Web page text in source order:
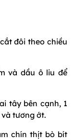
đôi theo chiều
và dầu ô liu để
tây bên cạnh, 1
tương ớt.
chín thịt bò bít